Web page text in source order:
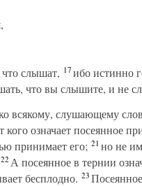
слышат, 17ибо истинно
что вы слышите, и не
всякому, слушающему
означает посеянное
принимает его; 21но не
22А посеянное в тернии
бесплодно. 23